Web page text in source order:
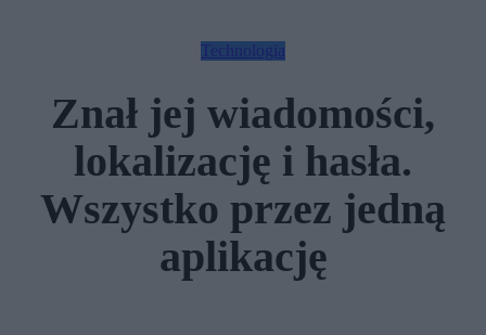
Technologia
Znał jej wiadomości,
lokalizację i hasła.
Wszystko przez jedną
aplikację